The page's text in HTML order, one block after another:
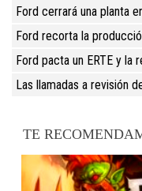
Ford cerrará una planta
Ford recorta la
Ford pacta un ERTE y la
Las llamadas a revisión
TE